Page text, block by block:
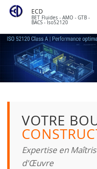
ECD
BET Fluides - AMO - GTB -
BACS - Iso52120
VOTRE
Expertise en
d'Œuvre